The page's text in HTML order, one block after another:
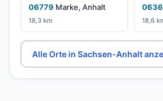
06779 Marke, Anhalt
18,3 km 18,6
Alle Orte in Sachsen-Anhalt